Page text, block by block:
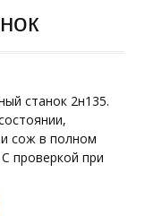
станок 2н135.
сож в полном
проверкой при